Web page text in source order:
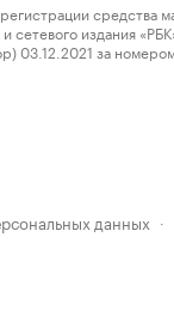
средства
издания
03.12.2021 за
данных ·